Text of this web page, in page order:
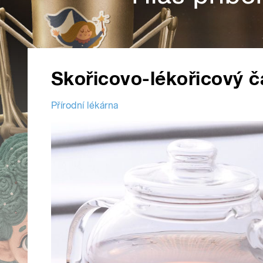
Skořicovo-lékořicový
Přírodní lékárna